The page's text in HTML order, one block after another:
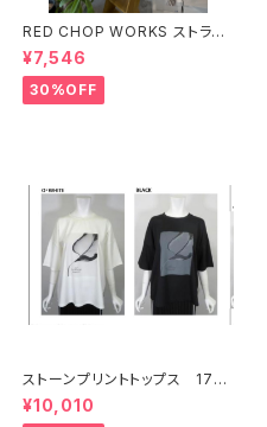
RED CHOP WORKS ストライ
プ柄パンツ 【36352581】
¥7,546
30%OFF
ストーンプリントトップス 176
34
¥10,010